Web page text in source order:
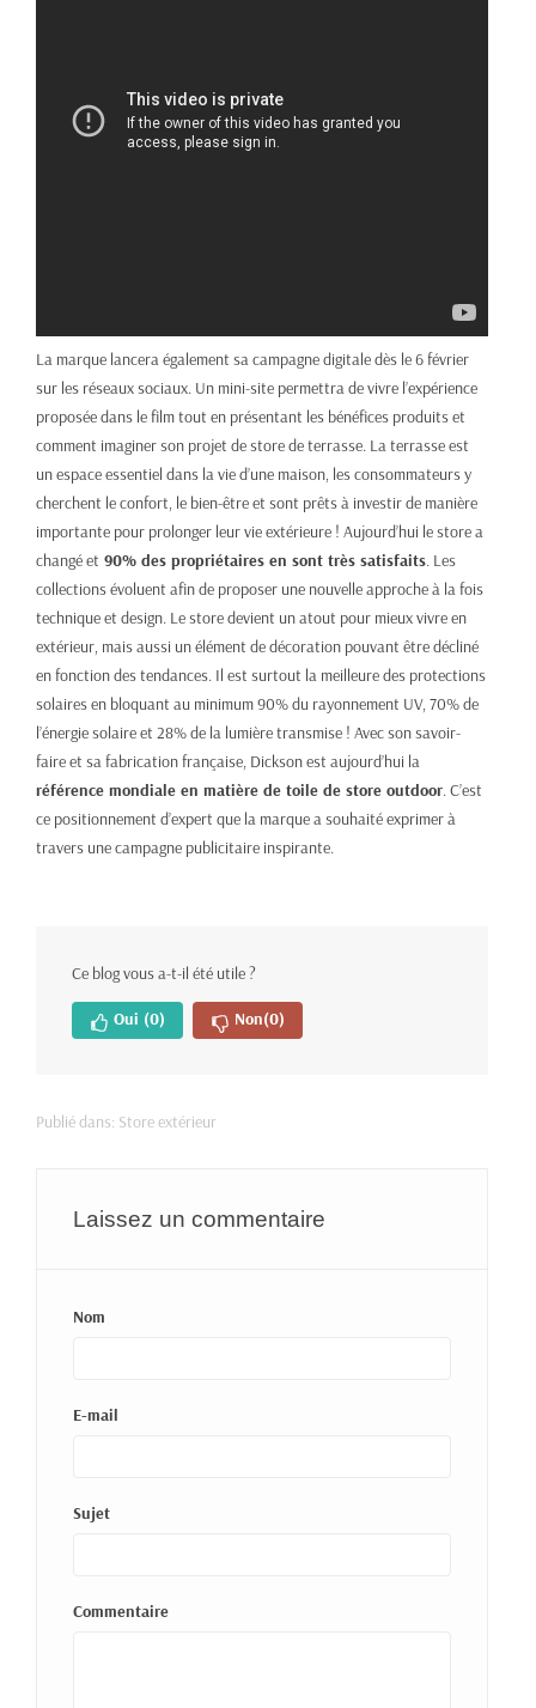
La marque lancera également sa campagne digitale dès le 6 février
sur les réseaux sociaux. Un mini-site permettra de vivre l’expérience
proposée dans le film tout en présentant les bénéfices produits et
comment imaginer son projet de store de terrasse. La terrasse est
un espace essentiel dans la vie d’une maison, les consommateurs y
cherchent le confort, le bien-être et sont prêts à investir de manière
importante pour prolonger leur vie extérieure ! Aujourd’hui le store a
changé et 90% des propriétaires en sont très satisfaits. Les
collections évoluent afin de proposer une nouvelle approche à la fois
technique et design. Le store devient un atout pour mieux vivre en
extérieur, mais aussi un élément de décoration pouvant être décliné
en fonction des tendances. Il est surtout la meilleure des protections
solaires en bloquant au minimum 90% du rayonnement UV, 70% de
l’énergie solaire et 28% de la lumière transmise ! Avec son savoir-
faire et sa fabrication française, Dickson est aujourd’hui la
référence mondiale en matière de toile de store outdoor. C’est
ce positionnement d’expert que la marque a souhaité exprimer à
travers une campagne publicitaire inspirante.
Ce blog vous a-t-il été utile ?
Oui (0) Non(0)
Publié dans: Store extérieur
Laissez un commentaire
Nom
E-mail
Sujet
Commentaire